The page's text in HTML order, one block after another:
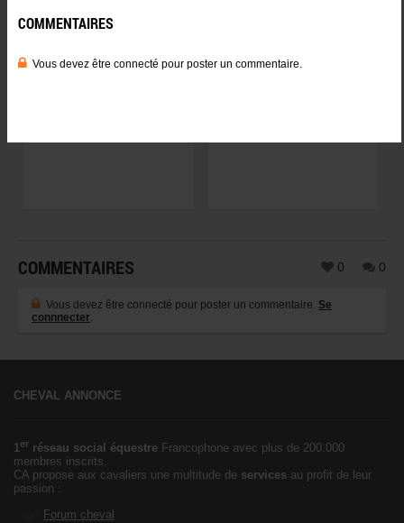
COMMENTAIRES 0 0
Vous devez être connecté pour poster un commentaire. Se
connnecter.
CHEVAL ANNONCE
1er réseau social équestre Francophone avec plus de 200.000
membres inscrits.
CA propose aux cavaliers une multitude de services au profit de leur
passion :
Forum cheval